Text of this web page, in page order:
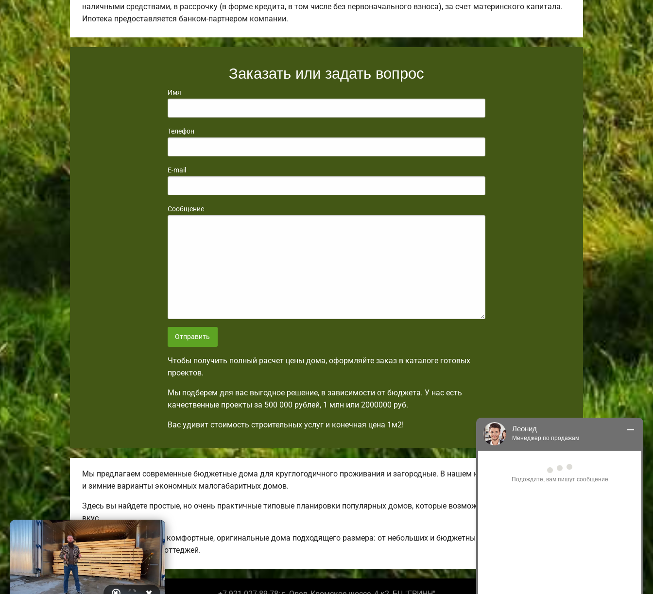
наличными средствами, в рассрочку (в форме кредита, в том числе без первоначального взноса), за счет материнского капитала.
Ипотека предоставляется банком-партнером компании.
Заказать или задать вопрос
Имя
Телефон
E-mail
Сообщение
Отправить
Чтобы получить полный расчет цены дома, оформляйте заказ в каталоге готовых
проектов.
Мы подберем для вас выгодное решение, в зависимости от бюджета. У нас есть
качественные проекты за 500 000 рублей, 1 млн или 2000000 руб.
Вас удивит стоимость строительных услуг и конечная цена 1м2!
Мы предлагаем современные бюджетные дома для круглогодичного проживания и загородные. В нашем каталоге имеются летние
и зимние варианты экономных малогабаритных домов.
Здесь вы найдете простые, но очень практичные типовые планировки популярных домов, которые возможно подстроить на свой
вкус.
Строим качественные, комфортные, оригинальные дома подходящего размера: от небольших и бюджетных до больших
энергоэффективных коттеджей.
Леонид
Менеджер по продажам
Здравствуйте! Я могу
проконсультировать Вас по нашим
акциям и проектам.